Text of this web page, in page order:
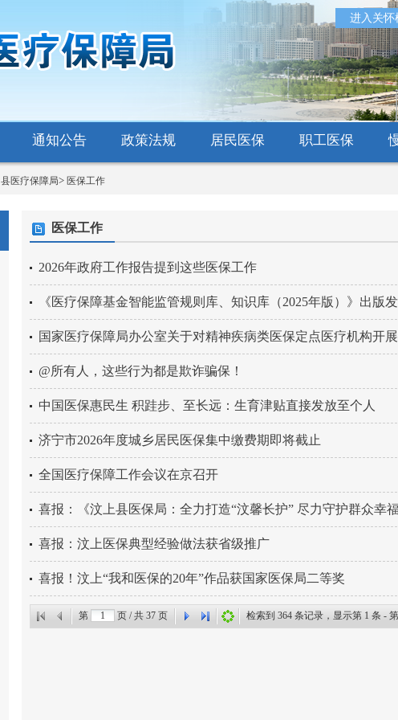
进入关怀
通知公告 政策法规 居民医保 职工医保
县医疗保障局> 医保工作
医保工作
2026年政府工作报告提到这些医保工作
《医疗保障基金智能监管规则库、知识库（2025年版）》出版
国家医疗保障局办公室关于对精神疾病类医保定点医疗机构开
@所有人，这些行为都是欺诈骗保！
中国医保惠民生 积跬步、至长远：生育津贴直接发放至个人
济宁市2026年度城乡居民医保集中缴费期即将截止
全国医疗保障工作会议在京召开
喜报：《汶上县医保局：全力打造“汶馨长护” 尽力守护群众幸
喜报：汶上医保典型经验做法获省级推广
喜报！汶上“我和医保的20年”作品获国家医保局二等奖
第 页 / 共 37 页 检索到 364 条记录，显示第 1 条 - 第